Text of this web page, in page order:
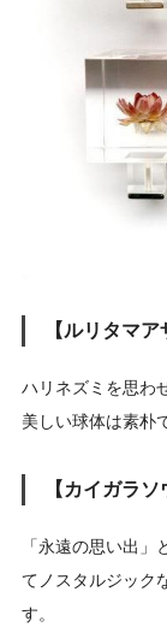
【ルリタマア
ハリネズミを思わ
美しい球体は素朴
【カイガラソ
「永遠の思い出
てノスタルジック
す。